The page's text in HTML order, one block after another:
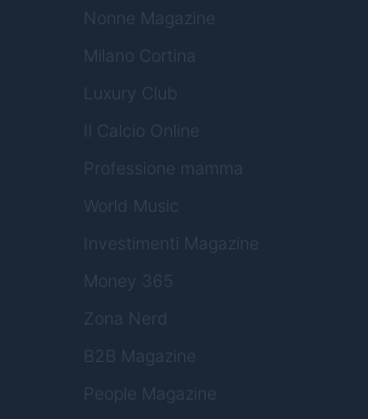
Nonne Magazine
Milano Cortina
Luxury Club
Il Calcio Online
Professione mamma
World Music
Investimenti Magazine
Money 365
Zona Nerd
B2B Magazine
People Magazine